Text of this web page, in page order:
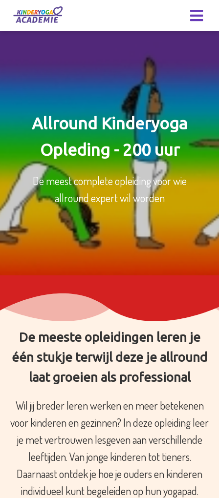
Allround Kinderyoga
Opleding - 200 uur
De meest complete opleiding voor wie
allround expert wil worden
De meeste opleidingen leren je
één stukje terwijl deze je allround
laat groeien als professional
Wil jij breder leren werken en meer betekenen
voor kinderen en gezinnen? In deze opleiding leer
je met vertrouwen lesgeven aan verschillende
leeftijden. Van jonge kinderen tot tieners.
Daarnaast ontdek je hoe je ouders en kinderen
individueel kunt begeleiden op hun yogapad.